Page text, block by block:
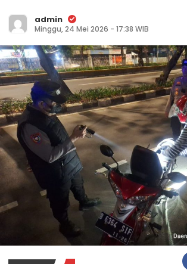
admin
Minggu, 24 Mei 2026 - 17:38 WIB